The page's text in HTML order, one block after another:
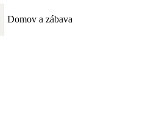
Domov a zábava